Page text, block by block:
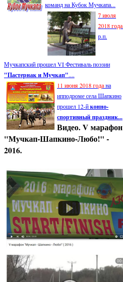
команд на Кубок Мучкапа...
7 июля
2018 года
р.п.
Мучкапский прошел VI Фестиваль поэзии
"Пастернак и Мучкап"....
11 июня 2018 годана
ипподроме села Шапкино
прошел 12-йконно-
спортивный праздник...
Видео. V марафон
"Мучкап-Шапкино-Любо!" -
2016.